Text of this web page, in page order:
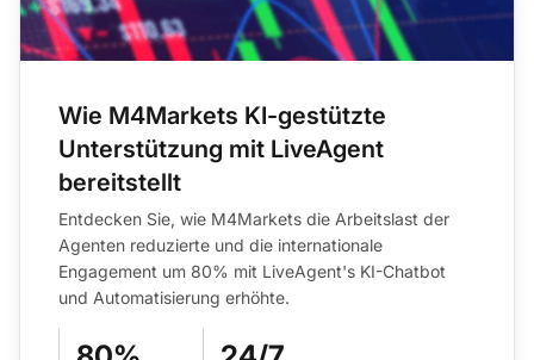
Wie M4Markets KI-gestützte
Unterstützung mit LiveAgent
bereitstellt
Entdecken Sie, wie M4Markets die Arbeitslast der
Agenten reduzierte und die internationale
Engagement um 80% mit LiveAgent's KI-Chatbot
und Automatisierung erhöhte.